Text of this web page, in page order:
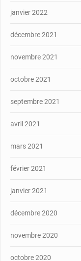
janvier 2022
décembre 2021
novembre 2021
octobre 2021
septembre 2021
avril 2021
mars 2021
février 2021
janvier 2021
décembre 2020
novembre 2020
octobre 2020